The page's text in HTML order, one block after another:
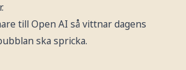
till Open AI så vittnar dagens
ska spricka.